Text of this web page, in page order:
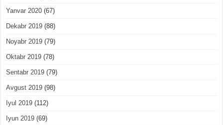
Yanvar 2020 (67)
Dekabr 2019 (88)
Noyabr 2019 (79)
Oktabr 2019 (78)
Sentabr 2019 (79)
Avgust 2019 (98)
Iyul 2019 (112)
Iyun 2019 (69)